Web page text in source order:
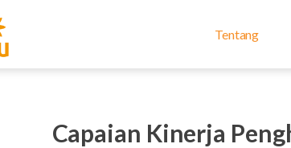
Tentang
Capaian Kinerja